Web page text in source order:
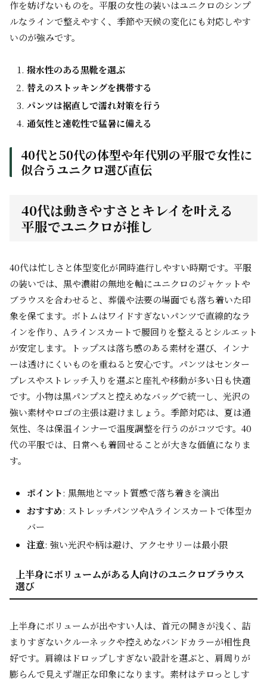
作を妨げないものを。平服の女性の装いはユニクロのシンプ
ルなラインで整えやすく、季節や天候の変化にも対応しやす
いのが強みです。
撥水性のある黒靴を選ぶ
替えのストッキングを携帯する
パンツは裾直しで濡れ対策を行う
通気性と速乾性で猛暑に備える
40代と50代の体型や年代別の平服で女性に
似合うユニクロ選び直伝
40代は動きやすさとキレイを叶える
平服でユニクロが推し
40代は忙しさと体型変化が同時進行しやすい時期です。平服
の装いでは、黒や濃紺の無地を軸にユニクロのジャケットや
ブラウスを合わせると、葬儀や法要の場面でも落ち着いた印
象を保てます。ボトムはワイドすぎないパンツで直線的なラ
インを作り、Aラインスカートで腰回りを整えるとシルエット
が安定します。トップスは落ち感のある素材を選び、インナ
ーは透けにくいものを重ねると安心です。パンツはセンター
プレスやストレッチ入りを選ぶと座礼や移動が多い日も快適
です。小物は黒パンプスと控えめなバッグで統一し、光沢の
強い素材やロゴの主張は避けましょう。季節対応は、夏は通
気性、冬は保温インナーで温度調整を行うのがコツです。40
代の平服では、日常へも着回せることが大きな価値になりま
す。
ポイント: 黒無地とマット質感で落ち着きを演出
おすすめ: ストレッチパンツやAラインスカートで体型カ
バー
注意: 強い光沢や柄は避け、アクセサリーは最小限
上半身にボリュームがある人向けのユニクロブラウス
選び
上半身にボリュームが出やすい人は、首元の開きが浅く、詰
まりすぎないクルーネックや控えめなバンドカラーが相性良
好です。肩線はドロップしすぎない設計を選ぶと、肩周りが
膨らんで見えず端正な印象になります。素材はテロっとしす